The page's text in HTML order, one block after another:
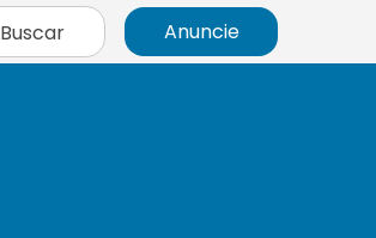
Buscar Anuncie